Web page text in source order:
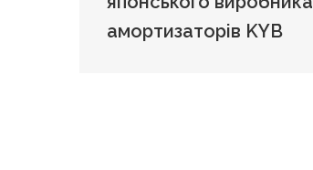
амортизаторів KYB